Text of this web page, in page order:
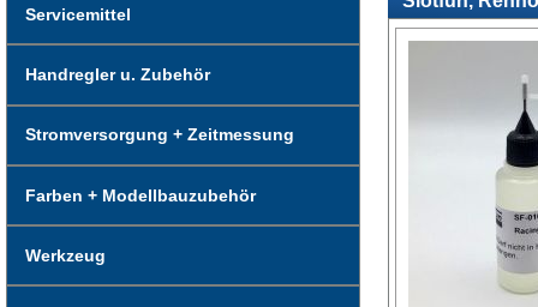
Servicemittel
Handregler u. Zubehör
Stromversorgung + Zeitmessung
Farben + Modellbauzubehör
Werkzeug